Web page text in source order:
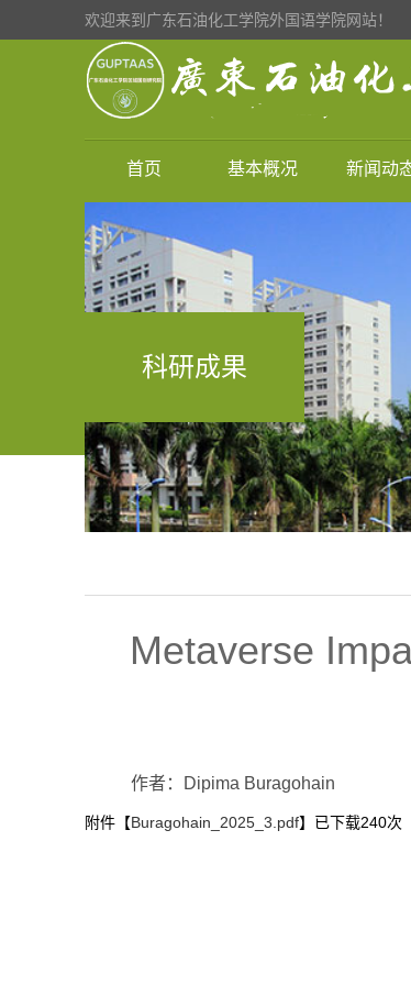
欢迎来到广东石油化工学院外国语学院网站！
首页 基本概况 新闻动
科研成果
Metaverse
作者：Dipima Buragohain
附件【Buragohain_2025_3.pdf】已下载240次